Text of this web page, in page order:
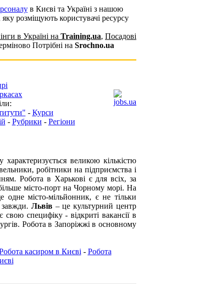
в Києві та Україні з нашою
яку розміщують користувачі ресурсу
в Україні на Training.ua, Посадові
Потрібні на Srochno.ua
- Курси
- Рубрики - Регіони
великою кількістю
робітники на підприємства і
Робота в Харькові є для всіх, за
місто-порт на Чорному морі. На
одне місто-мільйонник, є не тільки
Львів– це культурний центр
свою специфіку - відкриті вакансії в
Робота в Запоріжжі в основному
касиром в Києві - Робота